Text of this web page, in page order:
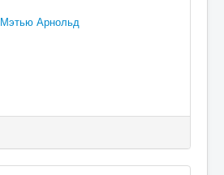
Мэтью Арнольд